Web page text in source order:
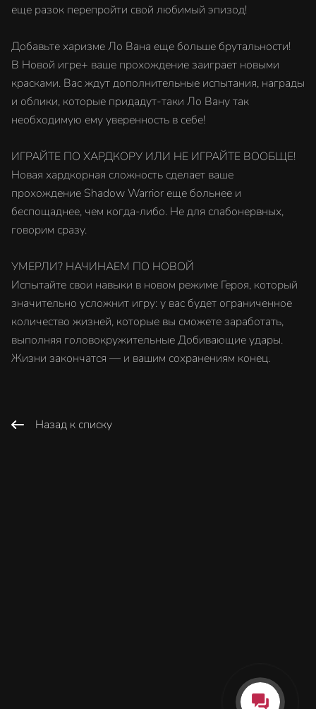
еще разок перепройти свой любимый эпизод!
Добавьте харизме Ло Вана еще больше брутальности!
В Новой игре+ ваше прохождение заиграет новыми
красками. Вас ждут дополнительные испытания, награды
и облики, которые придадут-таки Ло Вану так
необходимую ему уверенность в себе!
ИГРАЙТЕ ПО ХАРДКОРУ ИЛИ НЕ ИГРАЙТЕ ВООБЩЕ!
Новая хардкорная сложность сделает ваше
прохождение Shadow Warrior еще больнее и
беспощаднее, чем когда-либо. Не для слабонервных,
говорим сразу.
УМЕРЛИ? НАЧИНАЕМ ПО НОВОЙ
Испытайте свои навыки в новом режиме Героя, который
значительно усложнит игру: у вас будет ограниченное
количество жизней, которые вы сможете заработать,
выполняя головокружительные Добивающие удары.
Жизни закончатся — и вашим сохранениям конец.
Назад к списку